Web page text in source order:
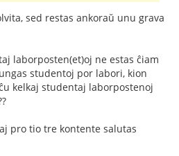
sed restas ankoraŭ unu grava
laborposten(et)oj ne estas ĉiam
studentoj por labori, kion
kelkaj studentaj laborpostenoj
pro tio tre kontente salutas